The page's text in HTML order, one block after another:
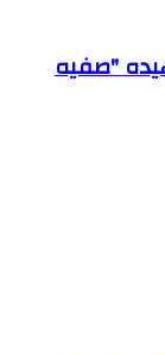
"صفیه